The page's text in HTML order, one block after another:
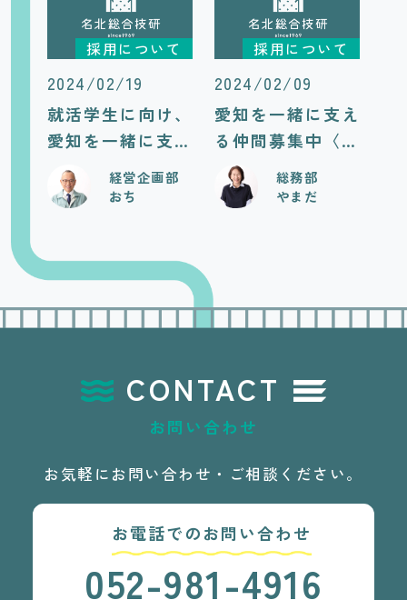
採用について
2024/02/19
就活学生に向け、
愛知を一緒に支え
る仲間募集〈新卒
採用〉をPR！！
経営企画部
おち
採用について
2024/02/09
愛知を一緒に支え
る仲間募集中〈中
途採用〉総務部
やまだ
CONTACT
お問い合わせ
お気軽にお問い合わせ・ご相談ください。
お電話でのお問い合わせ
052-981-4916